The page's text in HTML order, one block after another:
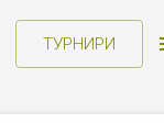
ТУРНИРИ